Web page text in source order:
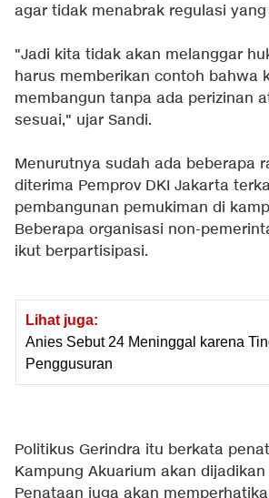
agar tidak menabrak regulasi yang
"Jadi kita tidak akan melanggar
harus memberikan contoh bahwa
membangun tanpa ada perizinan
sesuai," ujar Sandi.
Menurutnya sudah ada beberapa
diterima Pemprov DKI Jakarta
pembangunan pemukiman di
Beberapa organisasi non-
ikut berpartisipasi.
Lihat juga:
Anies Sebut 24 Meninggal karena
Penggusuran
Politikus Gerindra itu berkata
Kampung Akuarium akan
Penataan juga akan